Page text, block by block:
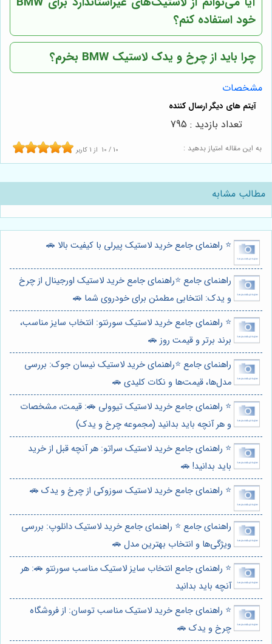
خود استفاده کنم؟
چرا باید از چرخ و یدک لاستیک BMW بخرم؟
مشخصات
به این مقاله امتیاز بدهید : 10 / 10 از 1 کاربر
تعداد بازدید : 795
مطالب مشابه
⭐️ راهنمای جامع خرید لاستیک پیرلی با کیفیت بالا 🚗
راهنمای جامع ⭐️راهنمای جامع خرید لاستیک اورجینال از چرخ
و یدک: انتخابی مطمئن برای خودروی شما 🚗
⭐️ راهنمای جامع خرید لاستیک سورنتو: انتخاب سایز مناسب،
برند برتر و قیمت روز 🚗
راهنمای جامع ⭐️راهنمای خرید لاستیک نیسان جوک: بررسی
مدل‌ها، قیمت‌ها و نکات کلیدی 🚗
⭐️ راهنمای جامع خرید لاستیک تیوولی 🚗: قیمت، مشخصات
و هر آنچه باید بدانید (مجموعه چرخ و یدک)
⭐️ راهنمای جامع خرید لاستیک سراتو: هر آنچه قبل از خرید
باید بدانید! 🚗
⭐️ راهنمای جامع خرید لاستیک سوزوکی از چرخ و یدک 🚗
راهنمای جامع ⭐️ راهنمای جامع خرید لاستیک دانلوپ: بررسی
ویژگی‌ها و انتخاب بهترین مدل 🚗
⭐️ راهنمای جامع انتخاب سایز لاستیک مناسب سورنتو 🚗: هر
آنچه باید بدانید
⭐️ راهنمای جامع خرید لاستیک مناسب توسان: از فروشگاه
چرخ و یدک 🚗